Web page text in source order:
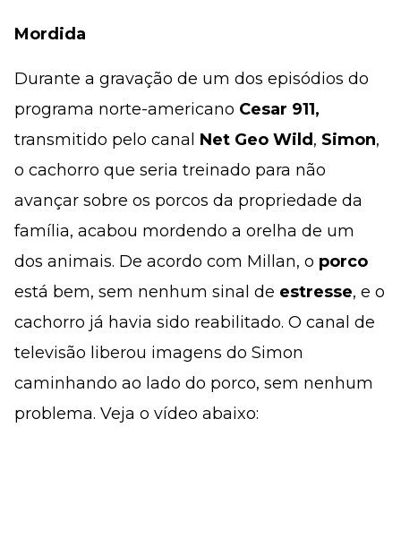
Mordida
Durante a gravação de um dos episódios do
programa norte-americano Cesar 911,
transmitido pelo canal Net Geo Wild , Simon,
o cachorro que seria treinado para não
avançar sobre os porcos da propriedade da
família, acabou mordendo a orelha de um
dos animais. De acordo com Millan, o porco
está bem, sem nenhum sinal de estresse, e o
cachorro já havia sido reabilitado. O canal de
televisão liberou imagens do Simon
caminhando ao lado do porco, sem nenhum
problema. Veja o vídeo abaixo: